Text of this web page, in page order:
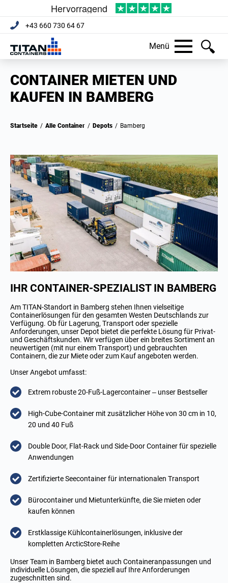
+43 660 730 64 67
Menü
CONTAINER MIETEN UND
KAUFEN IN BAMBERG
Startseite / Alle Container / Depots / Bamberg
IHR CONTAINER-SPEZIALIST IN BAMBERG
Am TITAN-Standort in Bamberg stehen Ihnen vielseitige
Containerlösungen für den gesamten Westen Deutschlands zur
Verfügung. Ob für Lagerung, Transport oder spezielle
Anforderungen, unser Depot bietet die perfekte Lösung für Privat-
und Geschäftskunden. Wir verfügen über ein breites Sortiment an
neuwertigen (mit nur einem Transport) und gebrauchten
Containern, die zur Miete oder zum Kauf angeboten werden.
Unser Angebot umfasst:
Extrem robuste 20-Fuß-Lagercontainer – unser Bestseller
High-Cube-Container mit zusätzlicher Höhe von 30 cm in 10,
20 und 40 Fuß
Double Door, Flat-Rack und Side-Door Container für spezielle
Anwendungen
Zertifizierte Seecontainer für internationalen Transport
Bürocontainer und Mietunterkünfte, die Sie mieten oder
kaufen können
Erstklassige Kühlcontainerlösungen, inklusive der
kompletten ArcticStore-Reihe
Unser Team in Bamberg bietet auch Containeranpassungen und
individuelle Lösungen, die speziell auf Ihre Anforderungen
zugeschnitten sind.